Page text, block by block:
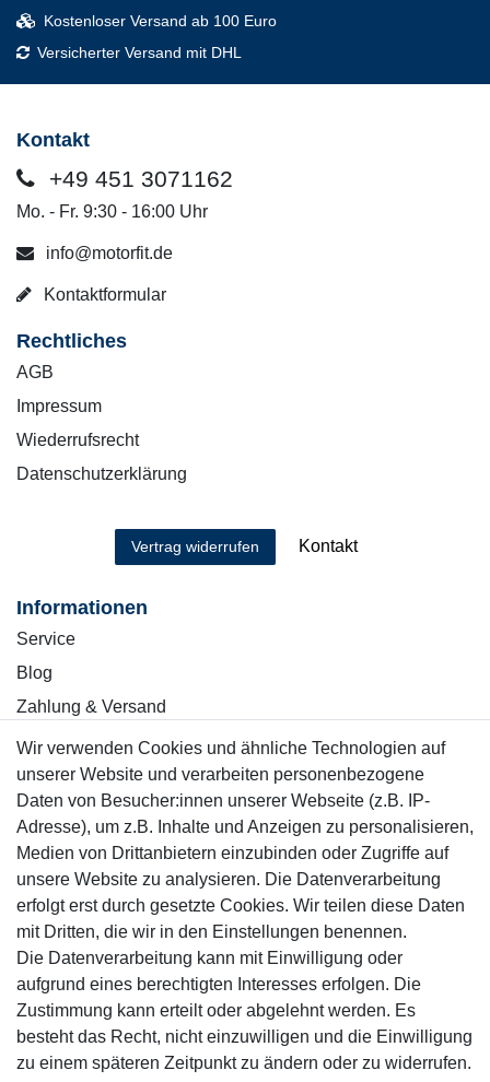
Kostenloser Versand ab 100 Euro
Versicherter Versand mit DHL
Kontakt
+49 451 3071162
Mo. - Fr. 9:30 - 16:00 Uhr
info@motorfit.de
Kontaktformular
Rechtliches
AGB
Impressum
Wiederrufsrecht
Datenschutzerklärung
Vertrag widerrufen Kontakt
Informationen
Service
Blog
Zahlung & Versand
Sicher einkaufen
Mitglied
Motor-Fit
© Copyright 2026 | Alle Rechte vorbehalten.
Wir verwenden Cookies und ähnliche Technologien auf
unserer Website und verarbeiten personenbezogene
Daten von Besucher:innen unserer Webseite (z.B. IP-
Adresse), um z.B. Inhalte und Anzeigen zu personalisieren,
Medien von Drittanbietern einzubinden oder Zugriffe auf
unsere Website zu analysieren. Die Datenverarbeitung
erfolgt erst durch gesetzte Cookies. Wir teilen diese Daten
mit Dritten, die wir in den Einstellungen benennen.
Die Datenverarbeitung kann mit Einwilligung oder
aufgrund eines berechtigten Interesses erfolgen. Die
Zustimmung kann erteilt oder abgelehnt werden. Es
besteht das Recht, nicht einzuwilligen und die Einwilligung
zu einem späteren Zeitpunkt zu ändern oder zu widerrufen.